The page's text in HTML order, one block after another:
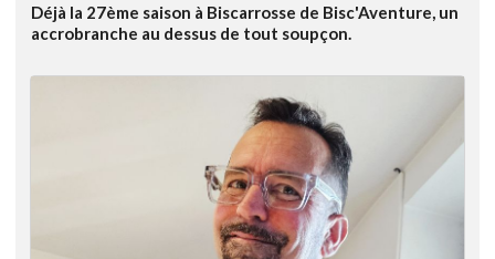
Déjà la 27ème saison à Biscarrosse de Bisc'Aventure, un
accrobranche au dessus de tout soupçon.